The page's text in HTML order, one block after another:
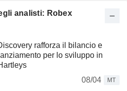
analisti: Robex
rafforza il bilancio e
per lo sviluppo in
08/04
MT